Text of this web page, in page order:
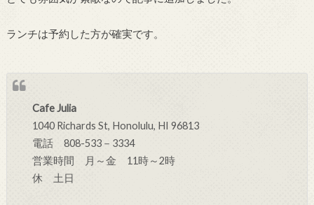
ランチは予約した方が確実です。
Cafe Julia
1040 Richards St, Honolulu, HI 96813
電話 808-533－3334
営業時間 月～金 11時～2時
休 土日